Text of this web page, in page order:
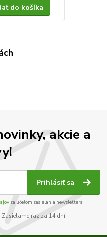
do košíka
akcie a
Prihlásiť sa
za účelom zasielania newslettera.
Zasielame raz za 14 dní.